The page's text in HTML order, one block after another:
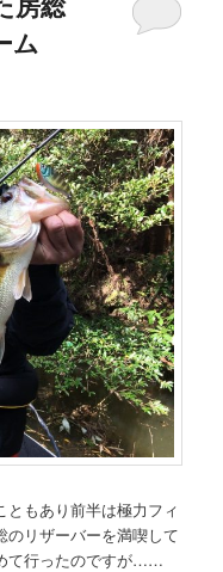
ム
もあり前半は極力フィ
のリザーバーを満喫して
て行ったのですが……